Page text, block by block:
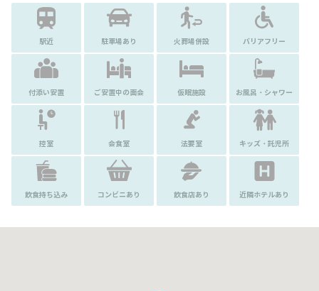
駅近 駐車場あり 火葬場併設 バリアフリー
付添い安置 ご安置中の面会 仮眠施設 お風呂・シャワー
控室 会食室 法要室 キッズ・託児所
飲食持ち込み コンビニあり 飲食店あり 近隣ホテルあり